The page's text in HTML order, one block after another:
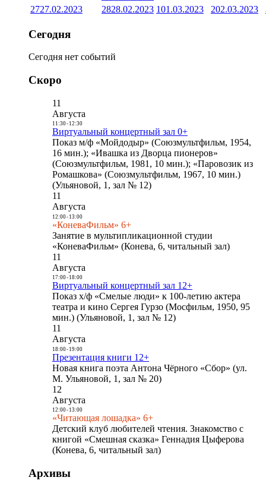
2727.02.2023 2828.02.2023 101.03.2023 202.03.2023
Сегодня
Сегодня нет событий
Скоро
11
Августа
11:30- 12:30
Виртуальный концертный зал 0+
Показ м/ф «Мойдодыр» (Союзмультфильм, 1954,
16 мин.); «Ивашка из Дворца пионеров»
(Союзмультфильм, 1981, 10 мин.); «Паровозик из
Ромашкова» (Союзмультфильм, 1967, 10 мин.)
(Ульяновой, 1, зал № 12)
11
Августа
12:00- 13:00
«КоневаФильм» 6+
Занятие в мультипликационной студии
«КоневаФильм» (Конева, 6, читальный зал)
11
Августа
17:00- 18:00
Виртуальный концертный зал 12+
Показ х/ф «Смелые люди» к 100-летию актера
театра и кино Сергея Гурзо (Мосфильм, 1950, 95
мин.) (Ульяновой, 1, зал № 12)
11
Августа
18:00- 19:00
Презентация книги 12+
Новая книга поэта Антона Чёрного «Сбор» (ул.
М. Ульяновой, 1, зал № 20)
12
Августа
12:00- 13:00
«Читающая лошадка» 6+
Детский клуб любителей чтения. Знакомство с
книгой «Смешная сказка» Геннадия Цыферова
(Конева, 6, читальный зал)
Архивы